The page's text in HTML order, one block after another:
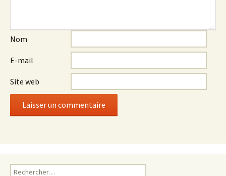
Nom
E-mail
Site web
Rechercher :